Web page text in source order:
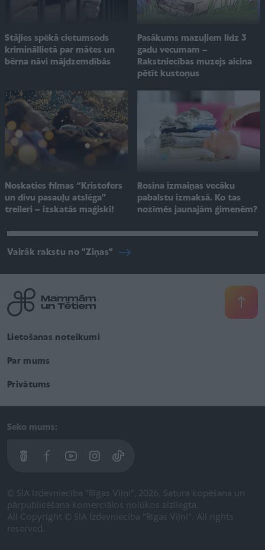
Stājies spēkā cietumsods
krimināllietā par mātes un
bērna nāvi mājdzemdībās
Pasākums mazuļiem līdz 3
gadu vecumam –
Rakstniecības muzejs aicina
pētīt kustoņus
Noskaties filmas “Kristofers
un divu pasauļu atslēga”
treileri – izskatās maģiski!
Rosina izmaiņas vecāku
pabalstu izmaksā. Ko tas
nozīmēs jaunajām ģimenēm?
Vairāk rakstu no "Ziņas"
Lietošanas noteikumi
Par mums
Privātums
Seko mums:
© SIA Izdevniecība "Rīgas Viļņi", 2026. Satura kopēšana un
pārpublicēšana komerciālos nolūkos aizliegta.
All Copyright © SIA Izdevniecība "Rīgas Viļņi". All rights
reserved.